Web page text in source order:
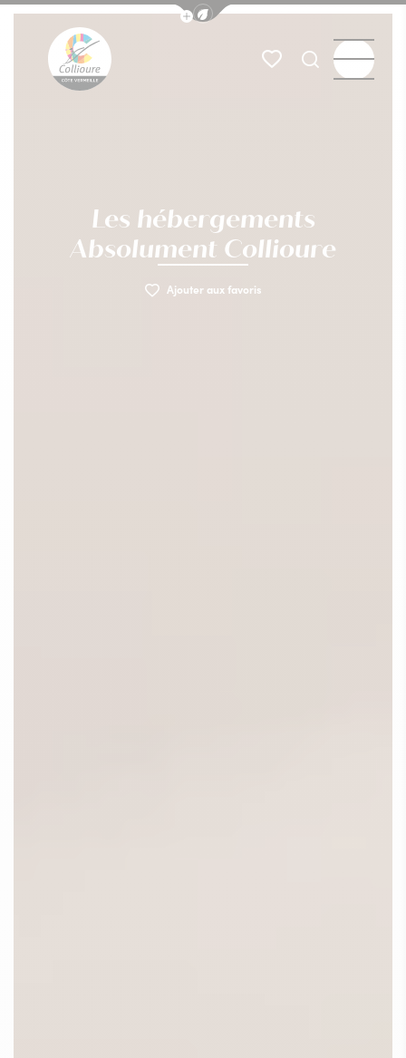
Afficher la barre de navigation du
Mes favoris
Je
Menu
Les hébergements
Absolument Collioure
Ajouter aux favoris